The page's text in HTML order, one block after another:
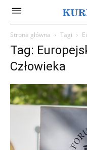
Strona główna Tagi
Tag:
Człowieka